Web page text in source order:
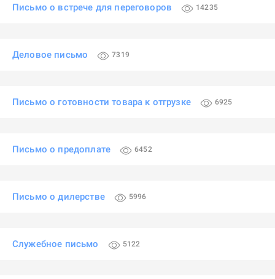
Письмо о встрече для переговоров 14235
Деловое письмо 7319
Письмо о готовности товара к отгрузке 6925
Письмо о предоплате 6452
Письмо о дилерстве 5996
Служебное письмо 5122